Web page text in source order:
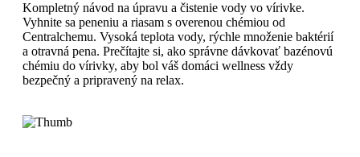
Kompletný návod na úpravu a čistenie vody vo vírivke.
Vyhnite sa peneniu a riasam s overenou chémiou od
Centralchemu. Vysoká teplota vody, rýchle množenie baktérií
a otravná pena. Prečítajte si, ako správne dávkovať bazénovú
chémiu do vírivky, aby bol váš domáci wellness vždy
bezpečný a pripravený na relax.